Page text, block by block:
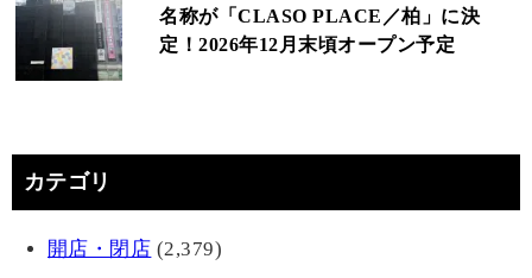
名称が「CLASO PLACE／柏」に決
定！2026年12月末頃オープン予定
カテゴリ
開店・閉店 (2,379)